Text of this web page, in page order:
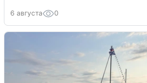
6 августа 0